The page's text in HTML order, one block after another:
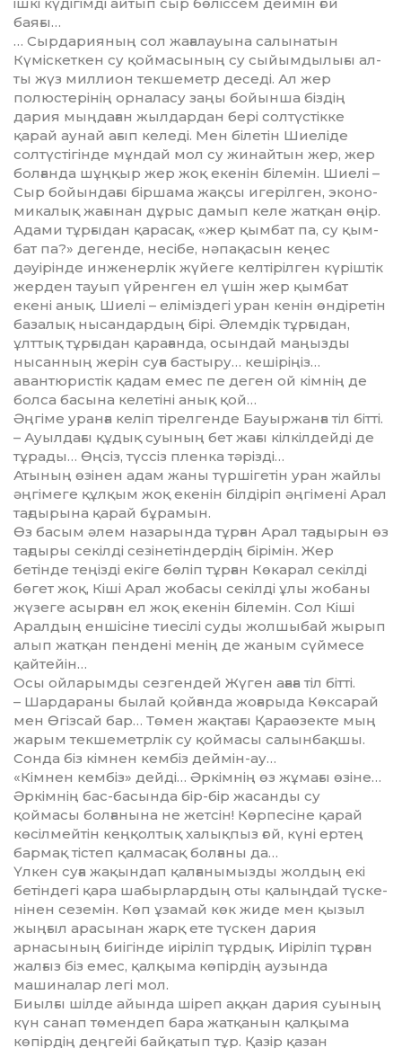
ішкі күдігімді айтып сыр бөліссем деймін ғой
баяғы…
… Сырдарияның сол жағалауы­на салынатын
Күміскеткен су қой­­масының су сыйымдылығы ал­
ты жүз миллион текшеметр деседі. Ал жер
полюстерінің ор­наласу заңы бойынша біздің
дария мыңдаған жылдардан бері солтүс­тікке
қарай аунай ағып келеді. Мен білетін Шиеліде
солтүстігінде мұндай мол су жинайтын жер, жер
болғанда шұңқыр жер жоқ екенін білемін. Шиелі –
Сыр бойындағы біршама жақсы игерілген, эконо­
ми­калық жағынан дұрыс дамып келе жатқан өңір.
Адами тұрғыдан қарасақ, «жер қымбат па, су қым­
бат па?» дегенде, несібе, нәпақа­сын кеңес
дәуірінде инженерлік жүйеге келтірілген күріштік
жер­ден тауып үйренген ел үшін жер қым­бат
екені анық. Шиелі – елі­міз­дегі уран кенін өндіретін
ба­за­лық нысандардың бірі. Әлемдік тұрғыдан,
ұлттық тұрғыдан қара­ғанда, осындай маңызды
нысан­ның жерін суға бастыру… ке­ші­ріңіз…
авантюристік қадам емес пе деген ой кімнің де
болса басына келетіні анық қой…
Әңгіме уранға келіп тірелгенде Бауыржанға тіл бітті.
– Ауылдағы құдық суының бет жағы кілкілдейді де
тұрады… Өң­сіз, түссіз пленка тәрізді…
Атының өзінен адам жаны түршігетін уран жайлы
әңгімеге құлқым жоқ екенін білдіріп әңгі­мені Арал
тағдырына қарай бұра­мын.
Өз басым әлем назарында тұрған Арал тағдырын өз
тағдыры секілді сезінетіндердің бірімін. Жер
бетінде теңізді екіге бөліп тұрған Көкарал секілді
бөгет жоқ, Кіші Арал жобасы секілді ұлы жобаны
жүзеге асырған ел жоқ екенін білемін. Сол Кіші
Аралдың еншісіне тиесілі суды жолшыбай жырып
алып жатқан пендені ме­нің де жаным сүймесе
қайтейін…
Осы ойларымды сезгендей Жүген ағаға тіл бітті.
– Шардараны былай қойғанда жоғарыда Көксарай
мен Өгізсай бар… Төмен жақтағы Қараөзекте мың
жарым текшеметрлік су қоймасы салынбақшы.
Сонда біз кімнен кембіз деймін-ау…
«Кімнен кембіз» дейді… Әр­кім­нің өз жұмағы өзіне…
Әркімнің бас-басында бір-бір жасанды су
қоймасы болғанына не жетсін! Көрпесіне қарай
көсілмейтін кең­қолтық халықпыз ғой, күні ертең
бармақ тістеп қалмасақ болғаны да…
Үлкен суға жақындап қалға­ны­мызды жолдың екі
бетіндегі қара шабырлардың оты қалыңдай түс­ке­
нінен сеземін. Көп ұзамай көк жиде мен қызыл
жыңғыл арасынан жарқ ете түскен дария
арнасының биігінде иіріліп тұрдық. Иіріліп тұр­ған
жалғыз біз емес, қалқыма көпір­дің аузында
машиналар легі мол.
Биылғы шілде айында шіреп аққан дария суының
күн санап төмендеп бара жатқанын қалқыма
көпірдің деңгейі байқатып тұр. Қазір қазан